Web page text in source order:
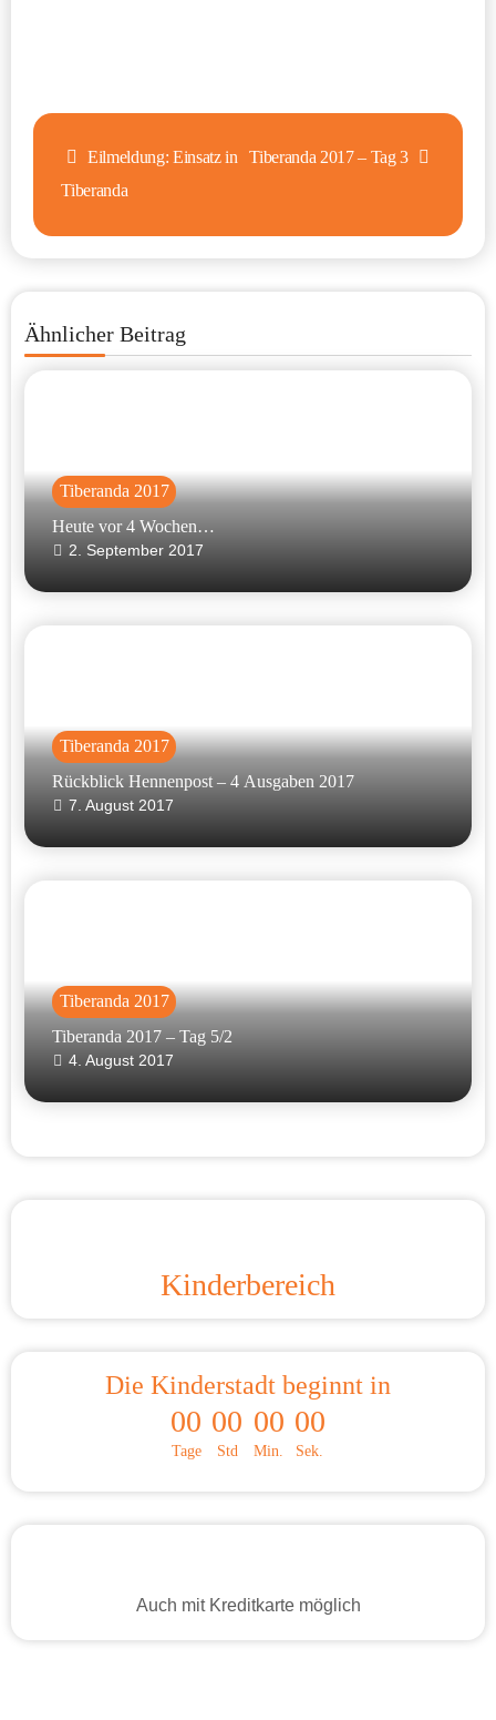
Beitragsnavigation
Eilmeldung: Einsatz in
Tiberanda
Tiberanda 2017 – Tag 3
Ähnlicher Beitrag
Tiberanda 2017
Heute vor 4 Wochen…
2. September 2017
Tiberanda 2017
Rückblick Hennenpost – 4 Ausgaben 2017
7. August 2017
Tiberanda 2017
Tiberanda 2017 – Tag 5/2
4. August 2017
Kinderbereich
Die Kinderstadt beginnt in
00
Tage
00
Std
00
Min.
00
Sek.
Auch mit Kreditkarte möglich